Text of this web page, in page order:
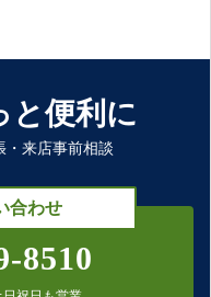
と便利に
・来店事前相談
合わせ
8510